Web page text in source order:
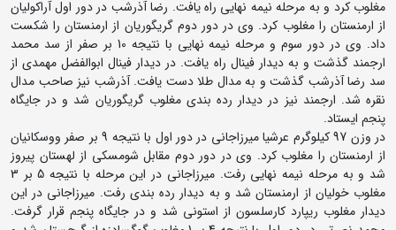
مغلوب کرد و به مرحله نیمه نهایی راه یافت. رضا آذرشب در دور اول آراکولیان
از ارمنستان را مغلوب کرد. وی در دور دوم گریگوریان از ارمنستان را شکست
داد. وی در دور سوم و مرحله نیمه نهایی با نتیجه 10 بر صفر از سد محمد
ارجمند گذشت و به دیدار فینال راه یافت. در دیدار فینال ابوالفضل مهمدی از
سد رضا آذرشب گذشت و به مدال طلا دست یافت. آذرشب نیز صاحب مدال
نقره شد. ارجمند نیز در دیدار رده بندی مغلوب گریگوریان شد و در جایگاه
پنجم ایستاد.
در وزن 97 کیلوگرم عرشیا میرزاجانی در دور اول با نتیجه 9 بر صفر ووسکانیان
از ارمنستان را مغلوب کرد. وی در دور دوم مقابل شومسکی از لهستان پیروز
شد و به مرحله نیمه نهایی رفت. میرزاجانی در این مرحله با نتیجه 5 بر 3
مغلوب خولیان از ارمنستان شد و به دیدار رده بندی رفت. میرزاجانی در این
دیدار مغلوب ریپارد کارسلسون از استونی شد و در جایگاه پنجم قرار گرفت.